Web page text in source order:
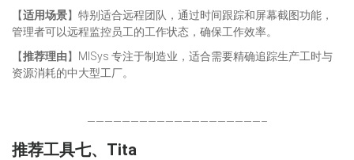
【适用场景】特别适合远程团队，通过时间跟踪和屏幕截图功能，
管理者可以远程监控员工的工作状态，确保工作效率。
【推荐理由】MISys 专注于制造业，适合需要精确追踪生产工时与
资源消耗的中大型工厂。
————————————————————–
推荐工具七、Tita